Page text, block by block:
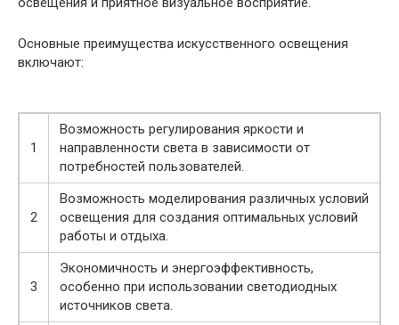
Основные преимущества искусственного освещения
включают:
1
Возможность регулирования яркости и
направленности света в зависимости от
потребностей пользователей.
2
Возможность моделирования различных условий
освещения для создания оптимальных условий
работы и отдыха.
3
Экономичность и энергоэффективность,
особенно при использовании светодиодных
источников света.